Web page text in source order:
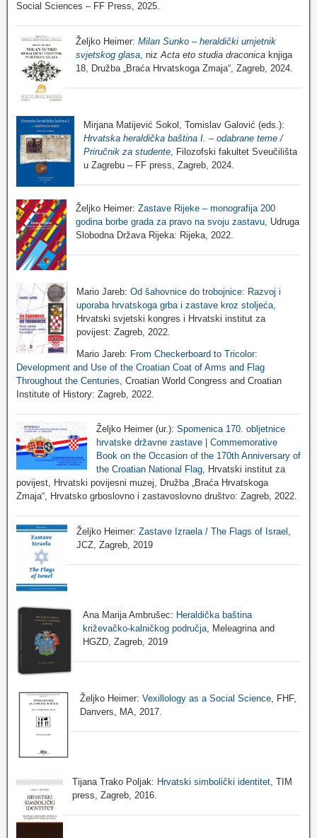
Social Sciences – FF Press, 2025.
Željko Heimer: Milan Sunko – heraldički umjetnik
svjetskog glasa , niz Acta eto studia draconica knjiga
18, Družba „Braća Hrvatskoga Zmaja“, Zagreb, 2024.
Mirjana Matijević Sokol, Tomislav Galović (eds.):
Hrvatska heraldička baština I. – odabrane teme /
Priručnik za studente, Filozofski fakultet Sveučilišta
u Zagrebu – FF press, Zagreb, 2024.
Željko Heimer: Zastave Rijeke – monografija 200
godina borbe grada za pravo na svoju zastavu, Udruga
Slobodna Država Rijeka: Rijeka, 2022.
Mario Jareb: Od šahovnice do trobojnice: Razvoj i
uporaba hrvatskoga grba i zastave kroz stoljeća,
Hrvatski svjetski kongres i Hrvatski institut za
povijest: Zagreb, 2022.
Mario Jareb: From Checkerboard to Tricolor:
Development and Use of the Croatian Coat of Arms and Flag
Throughout the Centuries , Croatian World Congress and Croatian
Institute of History: Zagreb, 2022.
Željko Heimer (ur.): Spomenica 170. obljetnice
hrvatske državne zastave | Commemorative
Book on the Occasion of the 170th Anniversary of
the Croatian National Flag, Hrvatski institut za
povijest, Hrvatski povijesni muzej, Družba „Braća Hrvatskoga
Zmaja“, Hrvatsko grboslovno i zastavoslovno društvo: Zagreb, 2022.
Željko Heimer:Zastave Izraela / The Flags of Israel
JCZ, Zagreb, 2019
Ana Marija Ambrušec: Heraldička baština
križevačko-kalničkog područja, Meleagrina and
HGZD, Zagreb, 2019
Željko Heimer:Vexillology as a Social Science , FHF,
Danvers, MA, 2017.
Tijana Trako Poljak: Hrvatski simbolički identitet , TIM
press, Zagreb, 2016.